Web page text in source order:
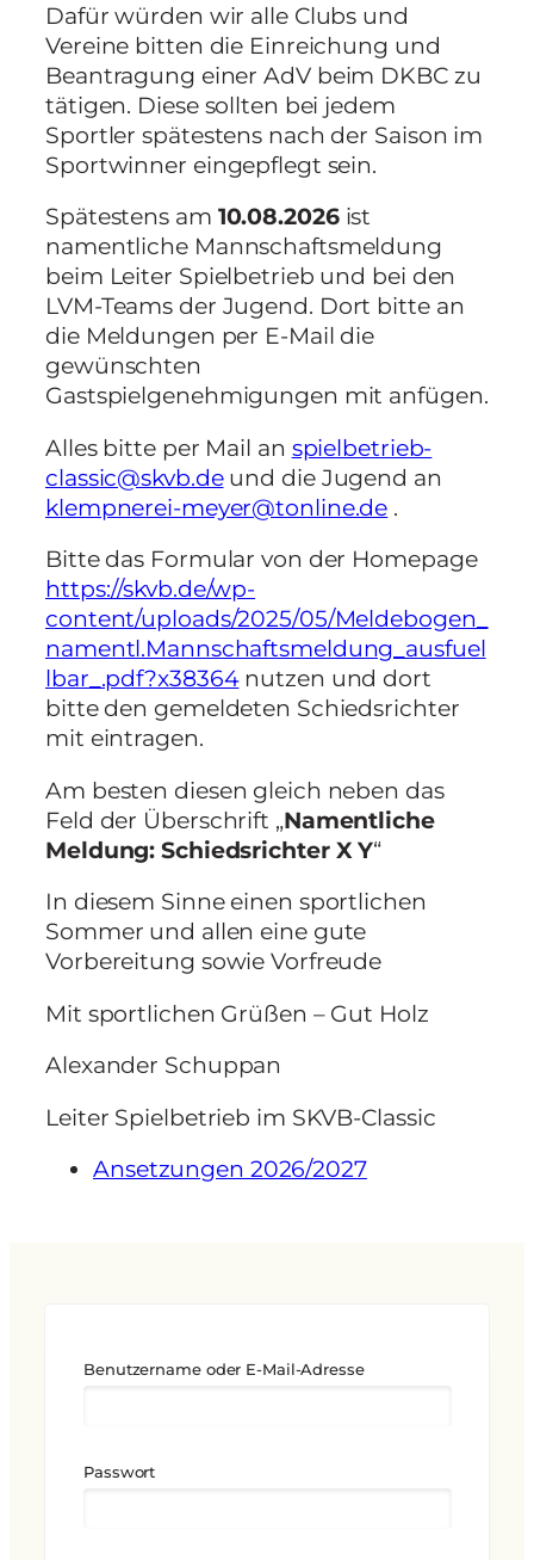
Dafür würden wir alle Clubs und
Vereine bitten die Einreichung und
Beantragung einer AdV beim DKBC zu
tätigen. Diese sollten bei jedem
Sportler spätestens nach der Saison im
Sportwinner eingepflegt sein.
Spätestens am 10.08.2026ist
namentliche Mannschaftsmeldung
beim Leiter Spielbetrieb und bei den
LVM-Teams der Jugend. Dort bitte an
die Meldungen per E-Mail die
gewünschten
Gastspielgenehmigungen mit anfügen.
Alles bitte per Mail an spielbetrieb-
classic@skvb.deund die Jugend an
klempnerei-meyer@tonline.de .
Bitte das Formular von der Homepage
https://skvb.de/wp-
content/uploads/2025/05/Meldebogen_
namentl.Mannschaftsmeldung_ausfuel
lbar_.pdf?x38364nutzen und dort
bitte den gemeldeten Schiedsrichter
mit eintragen.
Am besten diesen gleich neben das
Feld der Überschrift „Namentliche
Meldung: Schiedsrichter X Y“
In diesem Sinne einen sportlichen
Sommer und allen eine gute
Vorbereitung sowie Vorfreude
Mit sportlichen Grüßen – Gut Holz
Alexander Schuppan
Leiter Spielbetrieb im SKVB-Classic
Ansetzungen 2026/2027
Benutzername oder E-Mail-Adresse
Passwort